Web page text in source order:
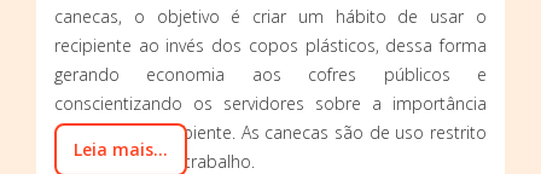
canecas, o objetivo é criar um hábito de usar o
recipiente ao invés dos copos plásticos, dessa forma
gerando economia aos cofres públicos e
conscientizando os servidores sobre a importância
com o meio ambiente. As canecas são de uso restrito
no ambiente de trabalho.
Leia mais...